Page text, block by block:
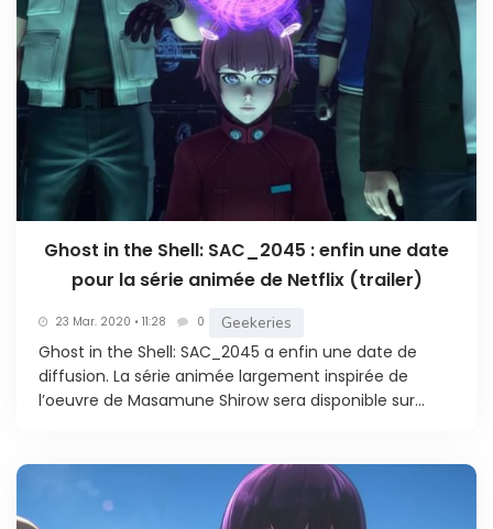
Ghost in the Shell: SAC_2045 : enfin une date
pour la série animée de Netflix (trailer)
23 Mar. 2020 • 11:28 0 Geekeries
Ghost in the Shell: SAC_2045 a enfin une date de
diffusion. La série animée largement inspirée de
l’oeuvre de Masamune Shirow sera disponible sur...